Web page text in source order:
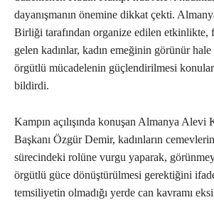
dayanışmanın önemine dikkat çekti.
Birliği tarafından organize edilen etkinlikte,
gelen kadınlar, kadın emeğinin görünür
örgütlü mücadelenin güçlendirilmesi
bildirdi.
Kampın açılışında konuşan Almanya Alevi
Başkanı Özgür Demir, kadınların
sürecindeki rolüne vurgu yaparak,
örgütlü güce dönüştürülmesi gerektiğini
temsiliyetin olmadığı yerde can kavramı